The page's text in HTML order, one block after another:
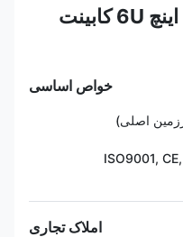
سیستم برق پشتیبان 19 اینچ 6U کابینت
خواص اساسی
اصلی)
ISO9001,
املاک تجاری